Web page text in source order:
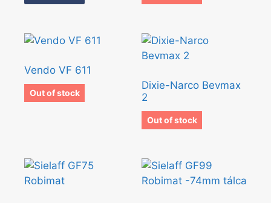
Vendo VF 611
Out of stock
Dixie-Narco Bevmax
2
Out of stock